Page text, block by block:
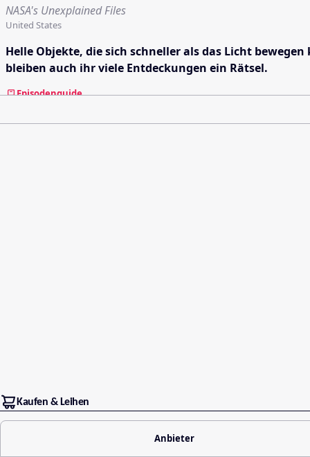
NASA's Unexplained Files
United States
Helle Objekte, die sich schneller als das Licht
bleiben auch ihr viele Entdeckungen ein Rätsel.
Episodenguide
Kaufen & Leihen
Anbieter